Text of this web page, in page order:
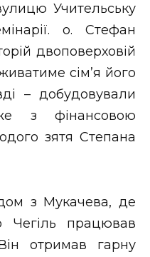
Учительську
о. Стефан
двоповерховій
сім’я його
– добудовували
з фінансовою
зятя Степана
з Мукачева, де
Чегіль працював
отримав гарну